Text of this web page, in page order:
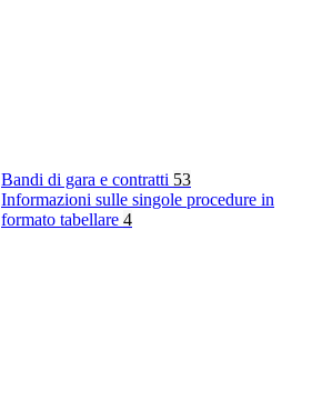
Bandi di gara e contratti 53
Informazioni sulle singole procedure in
formato tabellare 4